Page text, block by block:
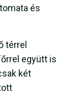
és
térrel
együtt is
két